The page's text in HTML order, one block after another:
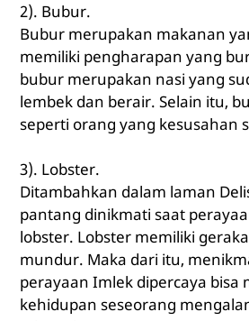
2). Bubur.
Bubur merupakan makanan
memiliki pengharapan yang
bubur merupakan nasi yang
lembek dan berair. Selain itu,
seperti orang yang kesusahan
3). Lobster.
Ditambahkan dalam laman
pantang dinikmati saat
lobster. Lobster memiliki
mundur. Maka dari itu,
perayaan Imlek dipercaya bisa
kehidupan seseorang